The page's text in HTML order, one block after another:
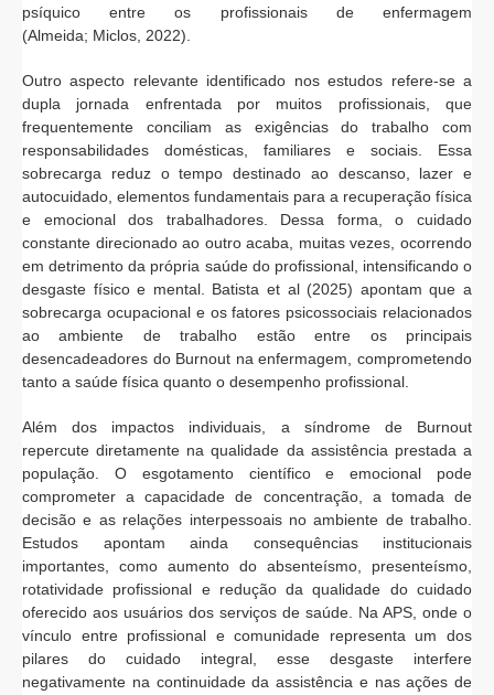
psíquico entre os profissionais de enfermagem
(Almeida; Miclos, 2022).
Outro aspecto relevante identificado nos estudos refere-se a
dupla jornada enfrentada por muitos profissionais, que
frequentemente conciliam as exigências do trabalho com
responsabilidades domésticas, familiares e sociais. Essa
sobrecarga reduz o tempo destinado ao descanso, lazer e
autocuidado, elementos fundamentais para a recuperação física
e emocional dos trabalhadores. Dessa forma, o cuidado
constante direcionado ao outro acaba, muitas vezes, ocorrendo
em detrimento da própria saúde do profissional, intensificando o
desgaste físico e mental. Batista et al (2025) apontam que a
sobrecarga ocupacional e os fatores psicossociais relacionados
ao ambiente de trabalho estão entre os principais
desencadeadores do Burnout na enfermagem, comprometendo
tanto a saúde física quanto o desempenho profissional.
Além dos impactos individuais, a síndrome de Burnout
repercute diretamente na qualidade da assistência prestada a
população. O esgotamento científico e emocional pode
comprometer a capacidade de concentração, a tomada de
decisão e as relações interpessoais no ambiente de trabalho.
Estudos apontam ainda consequências institucionais
importantes, como aumento do absenteísmo, presenteísmo,
rotatividade profissional e redução da qualidade do cuidado
oferecido aos usuários dos serviços de saúde. Na APS, onde o
vínculo entre profissional e comunidade representa um dos
pilares do cuidado integral, esse desgaste interfere
negativamente na continuidade da assistência e nas ações de